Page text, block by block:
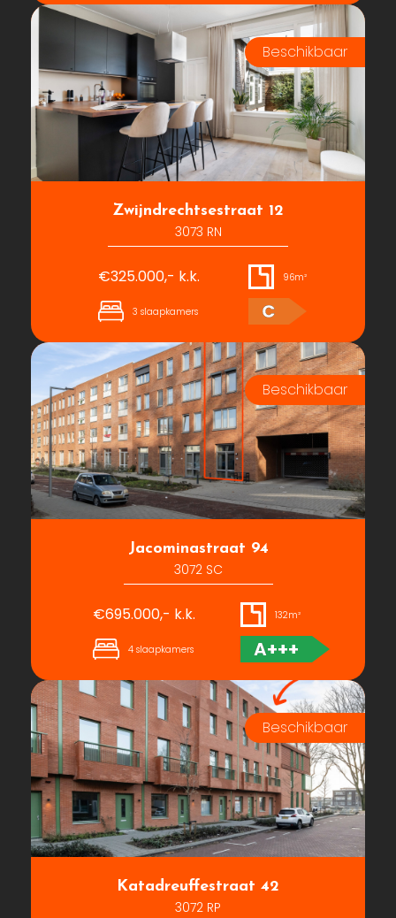
Zwijndrechtsestraat 12
3073 RN
€325.000,- k.k. 96m²
3 slaapkamers C
Jacominastraat 94
3072 SC
€695.000,- k.k. 132m²
4 slaapkamers A+++
Katadreuffestraat 42
3072 RP